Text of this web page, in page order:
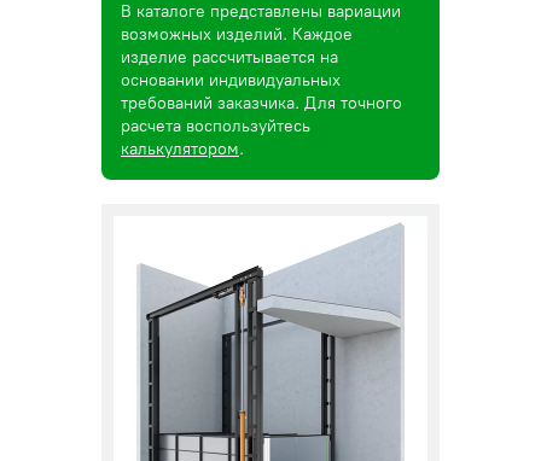
В каталоге представлены вариации
возможных изделий. Каждое
изделие рассчитывается на
основании индивидуальных
требований заказчика. Для точного
расчета воспользуйтесь
калькулятором.